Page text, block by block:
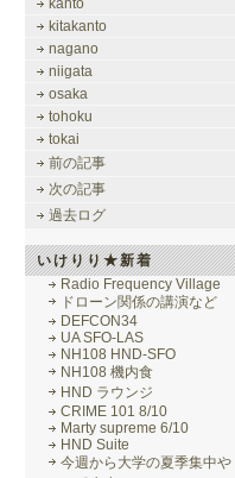
kanto
kitakanto
nagano
niigata
osaka
tohoku
tokai
前の記事
次の記事
過去ログ
いけりり★新着
Radio Frequency Village
ドローン関係の講演など
DEFCON34
UA SFO-LAS
NH108 HND-SFO
NH108 機内食
HND ラウンジ
CRIME 101 8/10
Marty supreme 6/10
HND Suite
今週から大学の夏季集中や